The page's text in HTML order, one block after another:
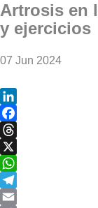
Artrosis en
y ejercicios
07 Jun 2024
LinkedIn
Facebook
Threads
X
WhatsApp
Telegram